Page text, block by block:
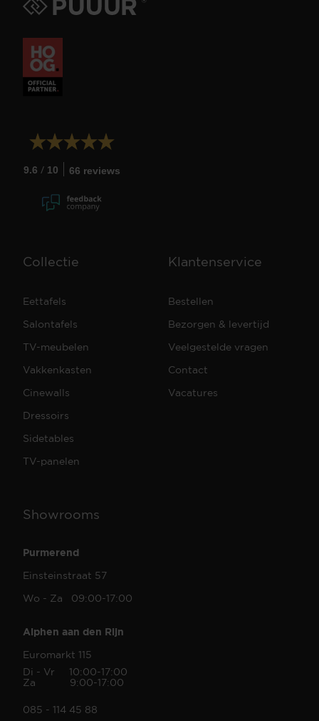
9.6 / 10 66 reviews
Collectie
Eettafels
Salontafels
TV-meubelen
Vakkenkasten
Cinewalls
Dressoirs
Sidetables
TV-panelen
Klantenservice
Bestellen
Bezorgen & levertijd
Veelgestelde vragen
Contact
Vacatures
Showrooms
Purmerend
Einsteinstraat 57
Wo - Za 09:00-17:00
Alphen aan den Rijn
Euromarkt 115
Di - Vr 10:00-17:00
Za 9:00-17:00
085 - 114 45 88